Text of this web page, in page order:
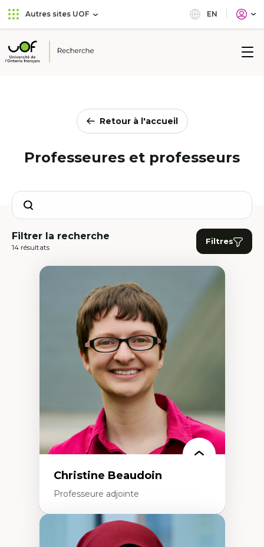
Aller
au
principal
Passer
au
Autres sites UOF EN
Université
Retour à l'accueil
Professeures et professeurs
Search
Filtrer la recherche
14 résultats
Filtres
Christine Beaudoin
Professeure adjointe
Expertises